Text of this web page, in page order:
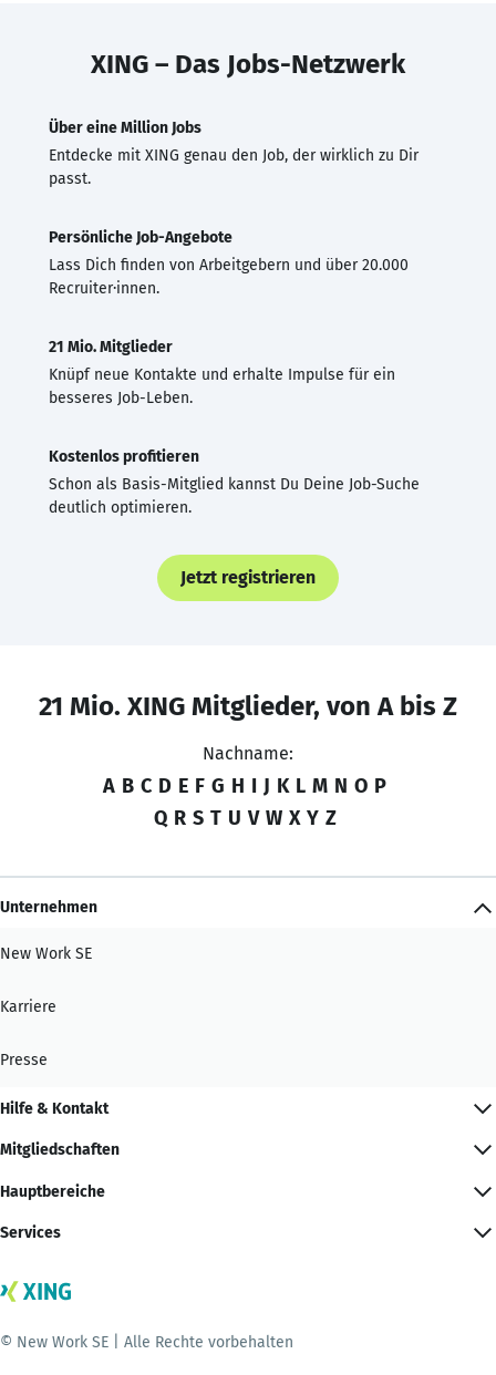
XING – Das Jobs-Netzwerk
Über eine Million Jobs
Entdecke mit XING genau den Job, der wirklich zu Dir
passt.
Persönliche Job-Angebote
Lass Dich finden von Arbeitgebern und über 20.000
Recruiter·innen.
21 Mio. Mitglieder
Knüpf neue Kontakte und erhalte Impulse für ein
besseres Job-Leben.
Kostenlos profitieren
Schon als Basis-Mitglied kannst Du Deine Job-Suche
deutlich optimieren.
Jetzt registrieren
21 Mio. XING Mitglieder, von A bis Z
Nachname:
A B C D E F G H I J K L M N O P
Q R S T U V W X Y Z
Unternehmen
New Work SE
Karriere
Presse
Hilfe & Kontakt
Mitgliedschaften
Hauptbereiche
Services
© New Work SE | Alle Rechte vorbehalten